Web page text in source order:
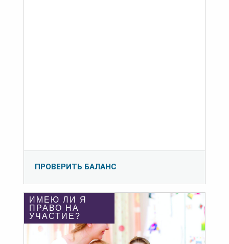
ПРОВЕРИТЬ БАЛАНС
ИМЕЮ ЛИ Я
ПРАВО НА
УЧАСТИЕ?